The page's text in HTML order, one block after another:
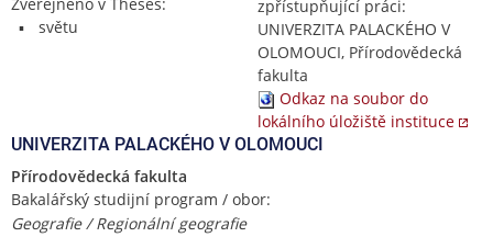
světu
zpřístupňující práci:
UNIVERZITA PALACKÉHO V
OLOMOUCI, Přírodovědecká
fakulta
Odkaz na soubor do
lokálního úložiště instituce
UNIVERZITA PALACKÉHO V OLOMOUCI
Přírodovědecká fakulta
Bakalářský studijní program / obor:
Geografie / Regionální geografie